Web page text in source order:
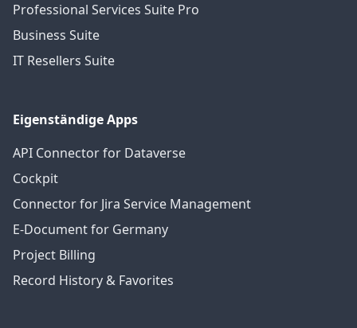
Professional Services Suite Pro
Business Suite
IT Resellers Suite
Eigenständige Apps
API Connector for Dataverse
Cockpit
Connector for Jira Service Management
E-Document for Germany
Project Billing
Record History & Favorites